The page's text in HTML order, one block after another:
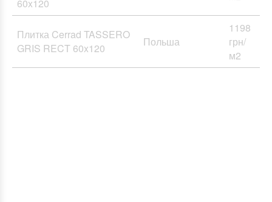
60x120
Плитка Cerrad TASSERO
GRIS RECT 60x120
Польша
1198
грн/
м2